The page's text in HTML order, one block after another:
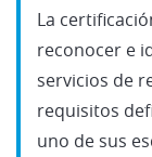
La
reconocer e
servicios de
requisitos
uno de sus